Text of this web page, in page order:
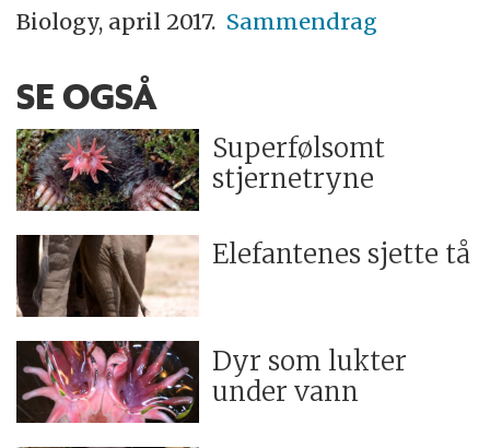
Biology, april 2017. Sammendrag
SE OGSÅ
Superfølsomt
stjernetryne
Elefantenes sjette tå
Dyr som lukter
under vann